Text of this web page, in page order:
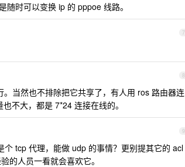
时可以变换 ip 的 pppoe 线路。
7
8
当然也不排除把它共享了，有人用 ros 路由器连
不大，都是 7*24 连接在线的。
9
tcp 代理，能做 udp 的事情？更别提其它的 acl
的人员一看就会喜欢它。